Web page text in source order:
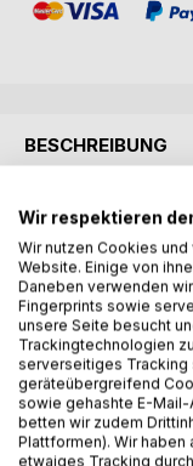
BESCHREIBUNG
ErMUTigung ist
der
Mit MUTigen
und
sowie persönlicher
zu einem
In den letzten 40
MUTige Aussagen
dieser Sätze
Wir respektieren
Wir nutzen Cookies
Website. Einige von
Daneben verwenden
Fingerprints sowie
unsere Seite besucht
Trackingtechnologien
serverseitiges Tracking
geräteübergreifend
sowie gehashte E-
betten wir zudem
Plattformen). Wir
etwaiges Tracking